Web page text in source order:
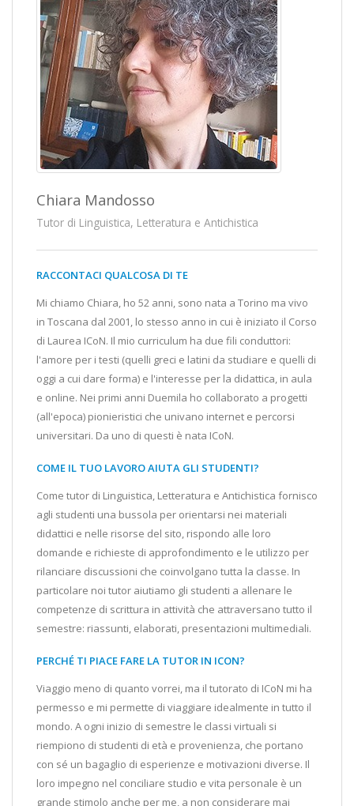
Chiara Mandosso
Tutor di Linguistica, Letteratura e Antichistica
RACCONTACI QUALCOSA DI TE
Mi chiamo Chiara, ho 52 anni, sono nata a Torino ma vivo
in Toscana dal 2001, lo stesso anno in cui è iniziato il Corso
di Laurea ICoN. Il mio curriculum ha due fili conduttori:
l'amore per i testi (quelli greci e latini da studiare e quelli di
oggi a cui dare forma) e l'interesse per la didattica, in aula
e online. Nei primi anni Duemila ho collaborato a progetti
(all'epoca) pionieristici che univano internet e percorsi
universitari. Da uno di questi è nata ICoN.
COME IL TUO LAVORO AIUTA GLI STUDENTI?
Come tutor di Linguistica, Letteratura e Antichistica fornisco
agli studenti una bussola per orientarsi nei materiali
didattici e nelle risorse del sito, rispondo alle loro
domande e richieste di approfondimento e le utilizzo per
rilanciare discussioni che coinvolgano tutta la classe. In
particolare noi tutor aiutiamo gli studenti a allenare le
competenze di scrittura in attività che attraversano tutto il
semestre: riassunti, elaborati, presentazioni multimediali.
PERCHÉ TI PIACE FARE LA TUTOR IN ICON?
Viaggio meno di quanto vorrei, ma il tutorato di ICoN mi ha
permesso e mi permette di viaggiare idealmente in tutto il
mondo. A ogni inizio di semestre le classi virtuali si
riempiono di studenti di età e provenienza, che portano
con sé un bagaglio di esperienze e motivazioni diverse. Il
loro impegno nel conciliare studio e vita personale è un
grande stimolo anche per me, a non considerare mai